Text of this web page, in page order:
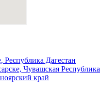
Республика Дагестан
Чувашская Республика
край